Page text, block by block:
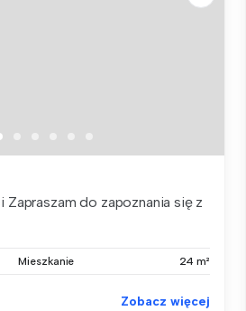
do zapoznania się z
Mieszkanie 24 m²
Zobacz więcej